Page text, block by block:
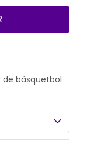
de básquetbol